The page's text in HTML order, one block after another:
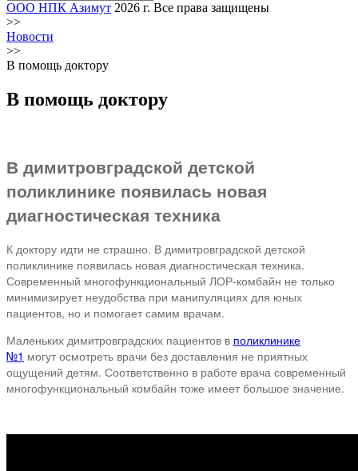
ООО НПК Азимут 2026 г. Все права защищены
>>
Новости
>>
В помощь доктору
В помощь доктору
В димитровградской детской
поликлинике появилась новая
диагностическая техника
К доктору идти не страшно. В димитровградской детской
поликлинике появилась новая диагностическая техника.
Современный многофункциональный ЛОР-комбайн не только
минимизирует неудобства при манипуляциях для юных
пациентов, но и помогает самим врачам.
Маленьких димитровградских пациентов в поликлинике
№1 могут осмотреть врачи без доставления не приятных
ощущений детям. Соответственно в работе врача современный
многофункциональный комбайн тоже имеет большое значение.